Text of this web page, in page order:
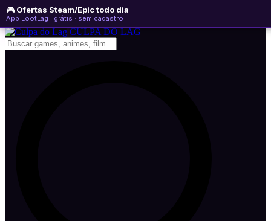
🎮 Ofertas Steam/Epic todo dia
App LootLag · grátis · sem cadastro
quinta-feira, 06 de agosto de 2026
Newsletter
CULPA DO LAG